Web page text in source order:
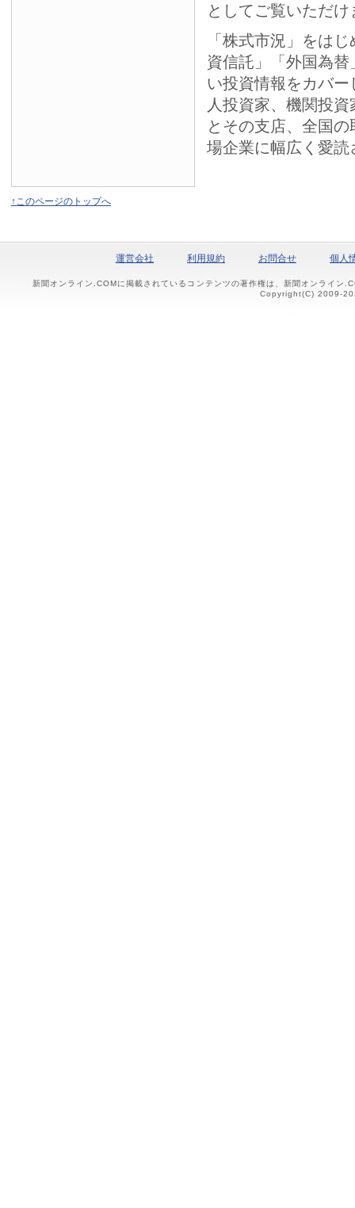
としてご覧いただけ
「株式市況」をは
資信託」「外国為
い投資情報をカバ
人投資家、機関投
とその支店、全国
場企業に幅広く愛読
↑このページのトップへ
運営会社 利用規約 お問合せ 個人
新聞オンライン.COMに掲載されているコンテンツの著作権は、新聞オンライン
Copyright(C) 2009-